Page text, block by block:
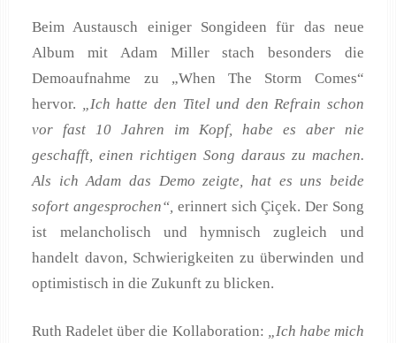
Beim Austausch einiger Songideen für das neue
Album mit Adam Miller stach besonders die
Demoaufnahme zu „When The Storm Comes“
hervor. „Ich hatte den Titel und den Refrain schon
vor fast 10 Jahren im Kopf, habe es aber nie
geschafft, einen richtigen Song daraus zu machen.
Als ich Adam das Demo zeigte, hat es uns beide
sofort angesprochen“, erinnert sich Çiçek. Der Song
ist melancholisch und hymnisch zugleich und
handelt davon, Schwierigkeiten zu überwinden und
optimistisch in die Zukunft zu blicken.
Ruth Radelet über die Kollaboration: „Ich habe mich